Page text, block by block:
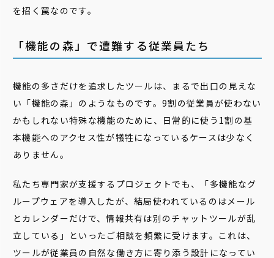
を招く罠なのです。
「機能の森」で遭難する従業員たち
機能の多さだけを追求したツールは、まるで出口の見えな
い「機能の森」のようなものです。9割の従業員が使わない
かもしれない特殊な機能のために、日常的に使う1割の基
本機能へのアクセス性が犠牲になっているケースは少なく
ありません。
私たち専門家が支援するプロジェクトでも、「多機能なグ
ループウェアを導入したが、結局使われているのはメール
とカレンダーだけで、情報共有は別のチャットツールが乱
立している」といったご相談を頻繁に受けます。これは、
ツールが従業員の自然な働き方に寄り添う設計になってい